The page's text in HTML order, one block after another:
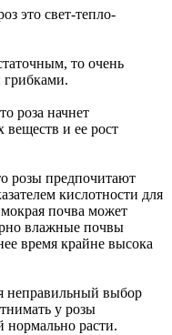
это свет-тепло-
то очень
грибками.
роза начнет
веществ и ее рост
розы предпочитают
кислотности для
почва может
влажные почвы
время крайне высока
неправильный выбор
у розы
нормально расти.